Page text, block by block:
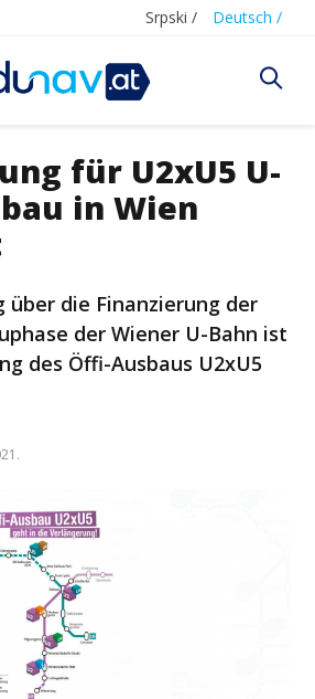
Srpski / Deutsch /
für U2xU5 U-
in Wien
über die Finanzierung der
der Wiener U-Bahn ist
des Öffi-Ausbaus U2xU5